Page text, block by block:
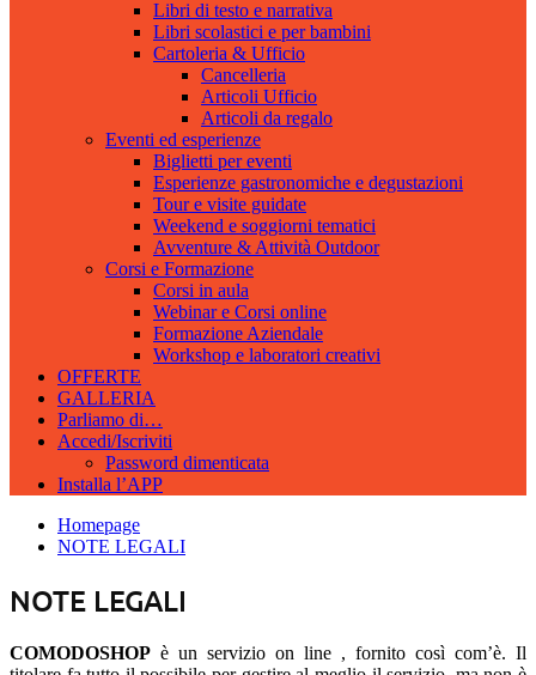
Libri di testo e narrativa
Libri scolastici e per bambini
Cartoleria & Ufficio
Cancelleria
Articoli Ufficio
Articoli da regalo
Eventi ed esperienze
Biglietti per eventi
Esperienze gastronomiche e degustazioni
Tour e visite guidate
Weekend e soggiorni tematici
Avventure & Attività Outdoor
Corsi e Formazione
Corsi in aula
Webinar e Corsi online
Formazione Aziendale
Workshop e laboratori creativi
OFFERTE
GALLERIA
Parliamo di…
Accedi/Iscriviti
Password dimenticata
Installa l’APP
Homepage
NOTE LEGALI
NOTE LEGALI
COMODOSHOP è un servizio on line , fornito così com’è. Il